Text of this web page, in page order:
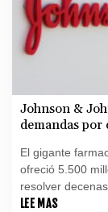
Johnson &
demandas por
El gigante
ofreció 5.500
resolver
talco causa
LEE MAS